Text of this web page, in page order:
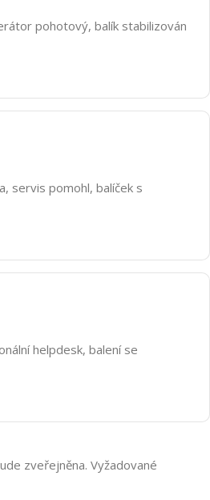
pohotový, balík stabilizován
servis pomohl, balíček s
helpdesk, balení se
zveřejněna. Vyžadované